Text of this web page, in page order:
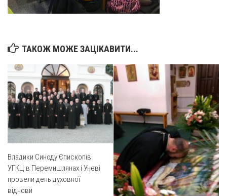
Катехитична комісія
Комісія з питань душпастирства охорони здоров’я
Спільноти
Квіти Слобожанщини
Харківщина
Полтавщина
Сумщина
Оголошення
Трансляції
ТАКОЖ МОЖЕ ЗАЦІКАВИТИ...
Владики Синоду Єпископів
УГКЦ в Перемишлянах і Уневі
провели день духовної
віднови